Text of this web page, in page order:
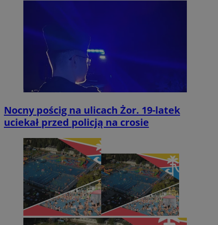
Nocny pościg na ulicach Żor. 19-latek
uciekał przed policją na crosie